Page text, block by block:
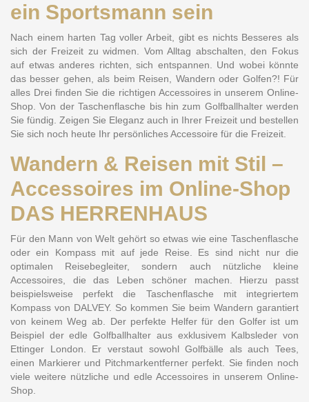
ein Sportsmann sein
Nach einem harten Tag voller Arbeit, gibt es nichts Besseres als
sich der Freizeit zu widmen. Vom Alltag abschalten, den Fokus
auf etwas anderes richten, sich entspannen. Und wobei könnte
das besser gehen, als beim Reisen, Wandern oder Golfen?! Für
alles Drei finden Sie die richtigen Accessoires in unserem Online-
Shop. Von der Taschenflasche bis hin zum Golfballhalter werden
Sie fündig. Zeigen Sie Eleganz auch in Ihrer Freizeit und bestellen
Sie sich noch heute Ihr persönliches Accessoire für die Freizeit.
Wandern & Reisen mit Stil –
Accessoires im Online-Shop
DAS HERRENHAUS
Für den Mann von Welt gehört so etwas wie eine Taschenflasche
oder ein Kompass mit auf jede Reise. Es sind nicht nur die
optimalen Reisebegleiter, sondern auch nützliche kleine
Accessoires, die das Leben schöner machen. Hierzu passt
beispielsweise perfekt die Taschenflasche mit integriertem
Kompass von DALVEY. So kommen Sie beim Wandern garantiert
von keinem Weg ab. Der perfekte Helfer für den Golfer ist um
Beispiel der edleGolfballhalter aus exklusivem Kalbsleder von
Ettinger London . Er verstaut sowohl Golfbälle als auch Tees,
einen Markierer und Pitchmarkentferner perfekt. Sie finden noch
viele weitere nützliche und edle Accessoires in unserem Online-
Shop.